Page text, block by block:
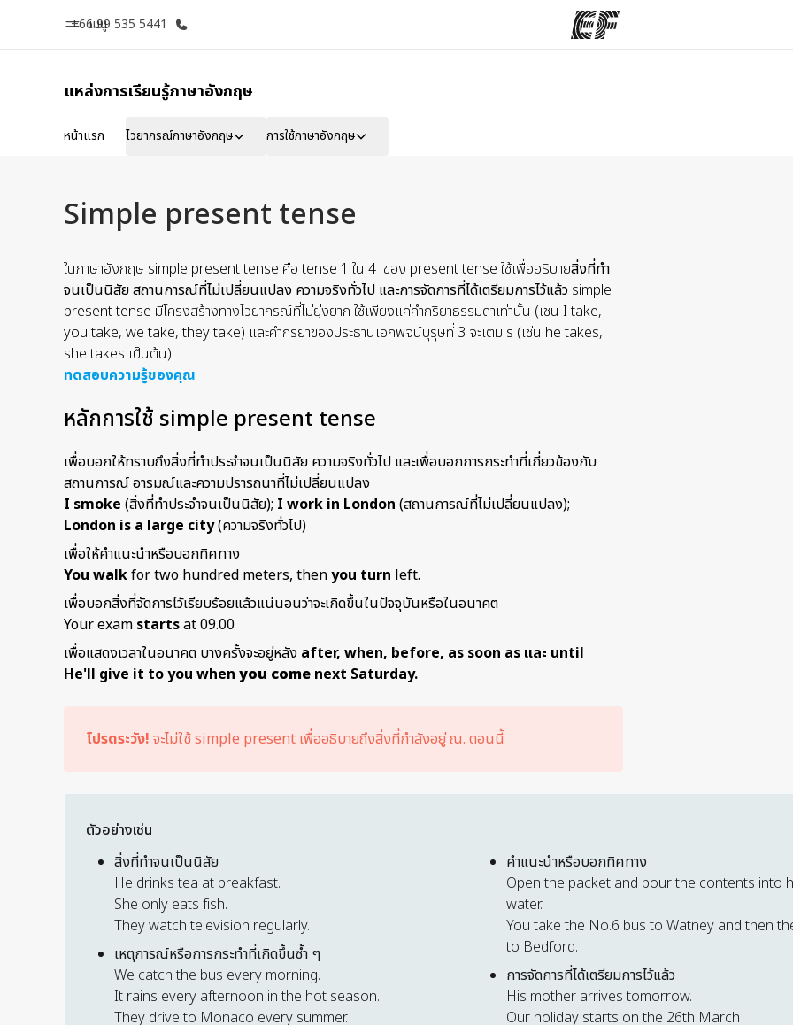
เมนู
+66 99 535 5441
หน้าหลัก โปรแกรม
แหล่งการเรียนรู้ภาษาอังกฤษ
หน้าแรก ไวยากรณ์ภาษาอังกฤษ การใช้ภาษาอังกฤษ
Simple present tense
ในภาษาอังกฤษ simple present tense คือ tense 1 ใน 4 ของ present tense ใช้เพื่ออธิบายสิ่งที่ทำ
จนเป็นนิสัย สถานการณ์ที่ไม่เปลี่ยนแปลง ความจริงทั่วไป และการจัดการที่ได้เตรียมการไว้แล้ว simple
present tense มีโครงสร้างทางไวยากรณ์ที่ไม่ยุ่งยาก ใช้เพียงแค่คำกริยาธรรมดาเท่านั้น (เช่น I take,
you take, we take, they take) และคำกริยาของประธานเอกพจน์บุรุษที่ 3 จะเติม s (เช่น he takes,
she takes เป็นต้น)
ทดสอบความรู้ของคุณ
หลักการใช้ simple present tense
เพื่อบอกให้ทราบถึงสิ่งที่ทำประจำจนเป็นนิสัย ความจริงทั่วไป และเพื่อบอกการกระทำที่เกี่ยวข้องกับ
สถานการณ์ อารมณ์และความปรารถนาที่ไม่เปลี่ยนแปลง
I smoke (สิ่งที่ทำประจำจนเป็นนิสัย); I work in London (สถานการณ์ที่ไม่เปลี่ยนแปลง);
London is a large city(ความจริงทั่วไป)
เพื่อให้คำแนะนำหรือบอกทิศทาง
You walkfor two hundred meters, thenyou turn left.
เพื่อบอกสิ่งที่จัดการไว้เรียบร้อยแล้วแน่นอนว่าจะเกิดขึ้นในปัจจุบันหรือในอนาคต
Your exam startsat 09.00
เพื่อแสดงเวลาในอนาคต บางครั้งจะอยู่หลัง after, when, before, as soon as และ until
He'll give it to you when you come next Saturday.
โปรดระวัง! จะไม่ใช้ simple present เพื่ออธิบายถึงสิ่งที่กำลังอยู่ ณ. ตอนนี้
ตัวอย่างเช่น
สิ่งที่ทำจนเป็นนิสัย
He drinks tea at breakfast.
She only eats fish.
They watch television regularly.
เหตุการณ์หรือการกระทำที่เกิดขึ้นซ้ำ ๆ
We catch the bus every morning.
It rains every afternoon in the hot season.
They drive to Monaco every summer.
คำแนะนำหรือบอกทิศทาง
Open the packet and pour the contents into
water.
You take the No.6 bus to Watney and then
to Bedford.
การจัดการที่ได้เตรียมการไว้แล้ว
His mother arrives tomorrow.
Our holiday starts on the 26th March